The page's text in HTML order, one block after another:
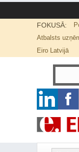
FOKUSĀ:
Atbalsts
Eiro Latvijā